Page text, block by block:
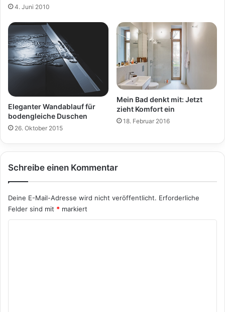
4. Juni 2010
Eleganter Wandablauf für
bodengleiche Duschen
26. Oktober 2015
Mein Bad denkt mit: Jetzt
zieht Komfort ein
18. Februar 2016
Schreibe einen Kommentar
Deine E-Mail-Adresse wird nicht veröffentlicht. Erforderliche
Felder sind mit * markiert